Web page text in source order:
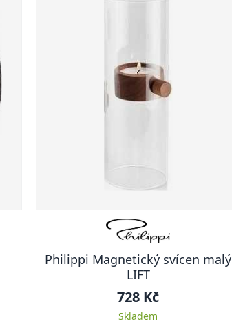
Philippi Magnetický svícen malý
LIFT
728 Kč
Skladem